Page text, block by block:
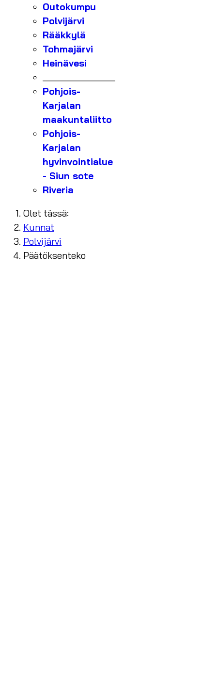
Outokumpu
Polvijärvi
Rääkkylä
Tohmajärvi
Heinävesi
Pohjois-
Karjalan
maakuntaliitto
Pohjois-
Karjalan
hyvinvointialue
- Siun sote
Riveria
Olet tässä:
Kunnat
Polvijärvi
Päätöksenteko